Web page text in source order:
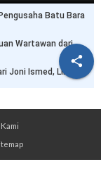

Batu Bara
Wartawan dari
Joni Ismed, Link